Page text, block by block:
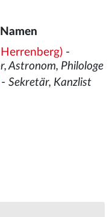
-
Astronom, Philologe
Sekretär, Kanzlist